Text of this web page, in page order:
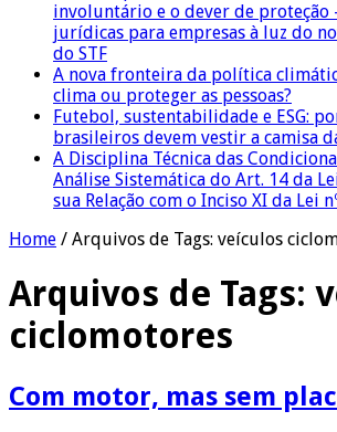
involuntário e o dever de
jurídicas para empresas à luz do
do STF
A nova fronteira da política
clima ou proteger as pessoas?
Futebol, sustentabilidade e ESG:
brasileiros devem vestir a camisa
A Disciplina Técnica das
Análise Sistemática do Art. 14 da
sua Relação com o Inciso XI da Lei
Home / Arquivos de Tags: veículos
Arquivos de Tags:
ciclomotores
Com motor, mas sem